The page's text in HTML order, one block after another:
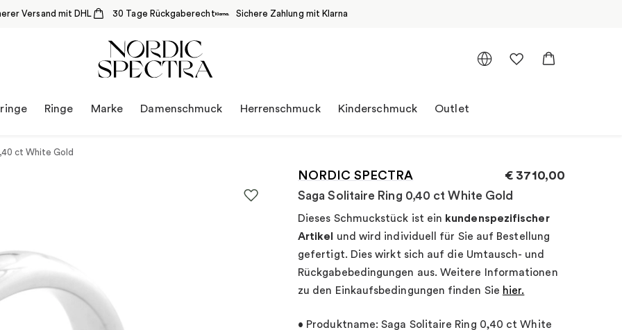
Versand mit DHL 30 Tage Rückgaberecht Sichere Zahlung mit Klarna
Ringe Marke Damenschmuck Herrenschmuck Kinderschmuck Outlet
ct White Gold
NORDIC SPECTRA
Saga Solitaire Ring 0,40 ct White Gold
€ 3710,00
Dieses Schmuckstück ist ein kundenspezifischer
Artikel und wird individuell für Sie auf Bestellung
gefertigt. Dies wirkt sich auf die Umtausch- und
Rückgabebedingungen aus. Weitere Informationen
zu den Einkaufsbedingungen finden Sie hier.
• Produktname: Saga Solitaire Ring 0,40 ct White